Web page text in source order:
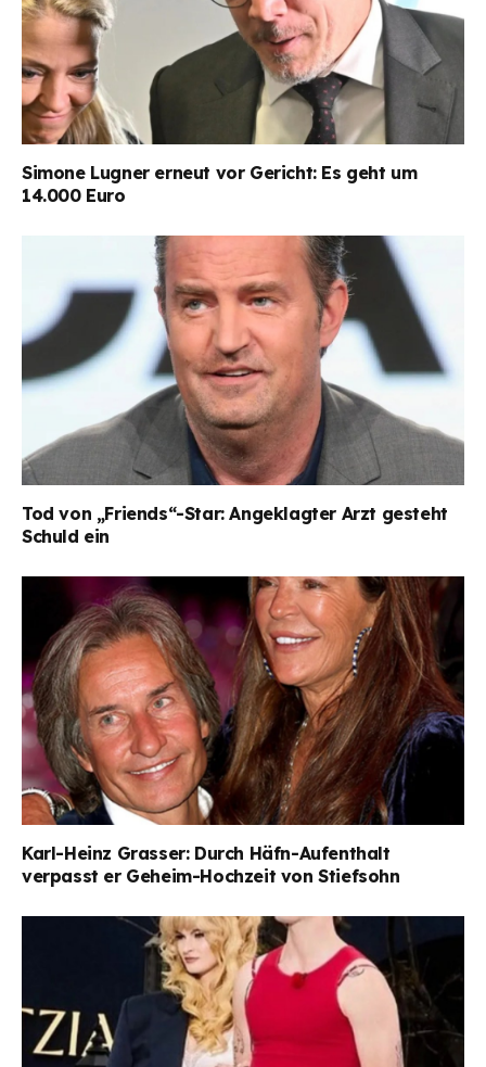
Simone Lugner erneut vor Gericht: Es geht um
14.000 Euro
Tod von „Friends“-Star: Angeklagter Arzt gesteht
Schuld ein
Karl-Heinz Grasser: Durch Häfn-Aufenthalt
verpasst er Geheim-Hochzeit von Stiefsohn